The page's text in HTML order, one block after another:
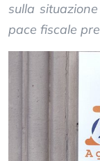
sulla
pace fiscale